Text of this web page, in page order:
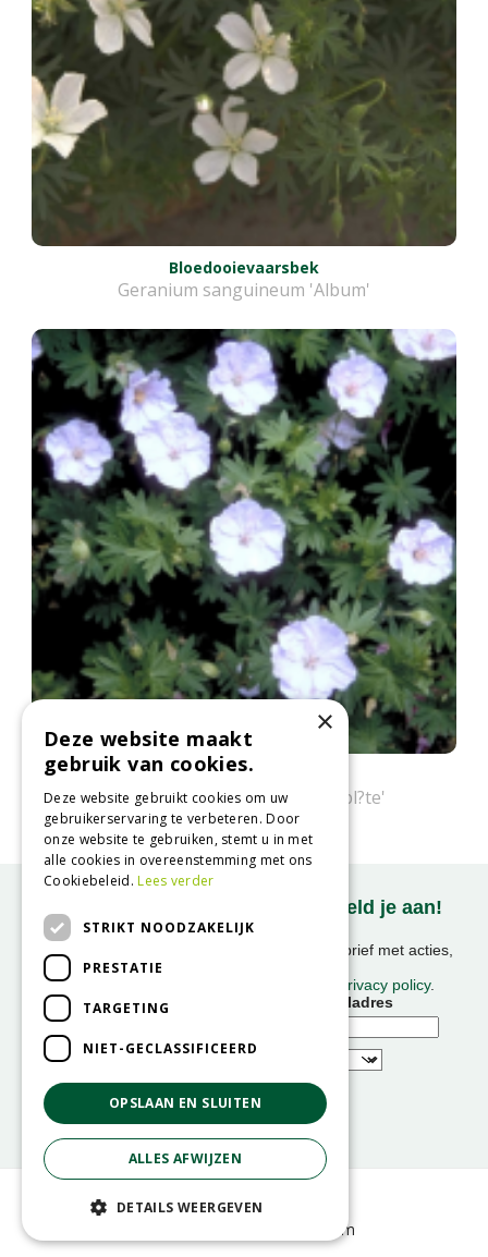
Bloedooievaarsbek
Geranium sanguineum 'Album'
Bloedooievaarsbek
Geranium sanguineum 'Apfelbl?te'
Onze nieuwsbrief ontvangen? Meld je aan!
Ontvang ongeveer 1x per week onze nieuwsbrief met acties,
We slaan uw gegevens op conform onze
privacy policy.
Voornaam
E-mailadres
© GroenRijk
GRS-Platform
×
Deze website maakt
gebruik van cookies.
Deze website gebruikt cookies om uw
gebruikerservaring te verbeteren. Door
onze website te gebruiken, stemt u in met
alle cookies in overeenstemming met ons
Cookiebeleid.Lees verder
STRIKT NOODZAKELIJK
PRESTATIE
TARGETING
NIET-GECLASSIFICEERD
OPSLAAN EN SLUITEN
ALLES AFWIJZEN
DETAILS WEERGEVEN